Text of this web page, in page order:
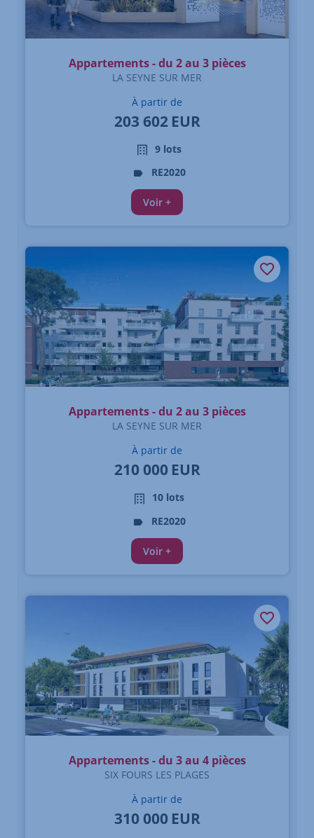
Appartements - du 2 au 3 pièces
LA SEYNE SUR MER
À partir de
203 602 EUR
9 lots
RE2020
Voir +
Appartements - du 2 au 3 pièces
LA SEYNE SUR MER
À partir de
210 000 EUR
10 lots
RE2020
Voir +
Appartements - du 3 au 4 pièces
SIX FOURS LES PLAGES
À partir de
310 000 EUR